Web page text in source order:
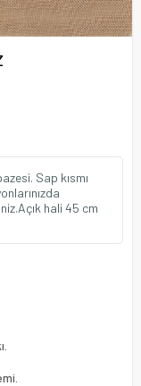
Sap kısmı
hali 45 cm